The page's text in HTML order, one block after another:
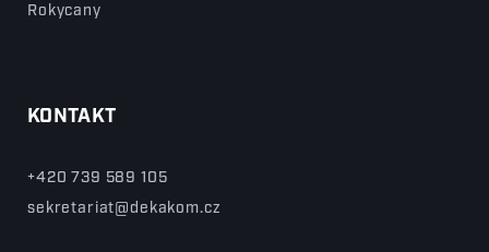
Rokycany
KONTAKT
+420 739 589 105
sekretariat@dekakom.cz